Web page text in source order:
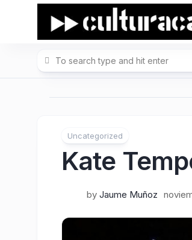
Uncategorized
Kate
by Jaume Muñoz